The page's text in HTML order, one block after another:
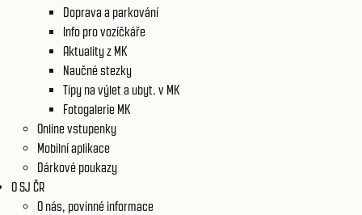
Doprava a parkování
Info pro vozíčkáře
Aktuality z MK
Naučné stezky
Tipy na výlet a ubyt. v MK
Fotogalerie MK
Online vstupenky
Mobilní aplikace
Dárkové poukazy
O SJ ČR
O nás, povinné informace